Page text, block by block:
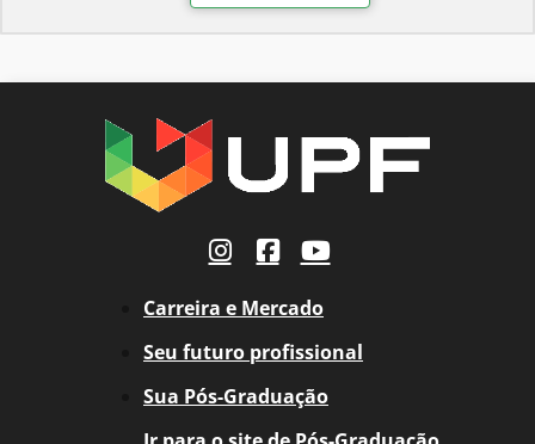
Carreira e Mercado
Seu futuro profissional
Sua Pós-Graduação